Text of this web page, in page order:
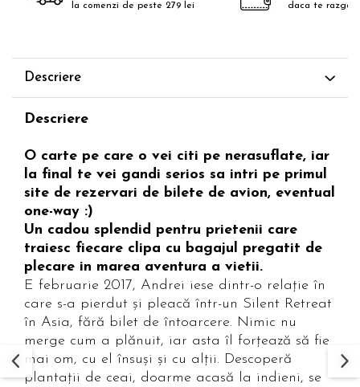
la comenzi de peste 279 lei daca te
Descriere
Descriere
O carte pe care o vei citi pe nerasuflate, iar
la final te vei gandi serios sa intri pe primul
site de rezervari de bilete de avion, eventual
one-way :)
Un cadou splendid pentru prietenii care
traiesc fiecare clipa cu bagajul pregatit de
plecare in marea aventura a vietii.
E februarie 2017, Andrei iese dintr-o relație în
care s-a pierdut și pleacă într-un Silent Retreat
în Asia, fără bilet de întoarcere. Nimic nu
merge cum a plănuit, iar asta îl forțează să fie
mai om, cu el însuși și cu alții. Descoperă
plantații de ceai, doarme acasă la indieni, se